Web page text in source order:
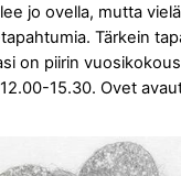
jo ovella, mutta
Tärkein
on piirin
15.30. Ovet